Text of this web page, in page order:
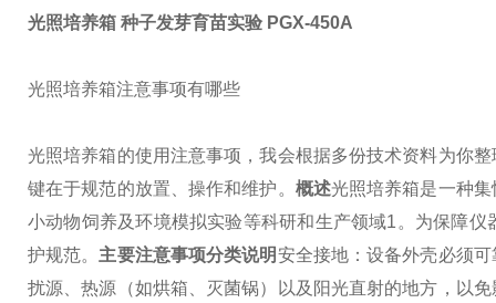
光照培养箱 种子发芽育苗实验 PGX-450A
光照培养箱注意事项有哪些
光照培养箱的使用注意事项，我会根据多份技术资料为你
键在于规范的放置、操作和维护。 概述光照培养箱是一种
小动物饲养及环境模拟实验等科研和生产领域1。为保障
护规范。 主要注意事项分类说明安全接地：设备外壳必须
扰源、热源（如烘箱、灭菌锅）以及阳光直射的地方，以